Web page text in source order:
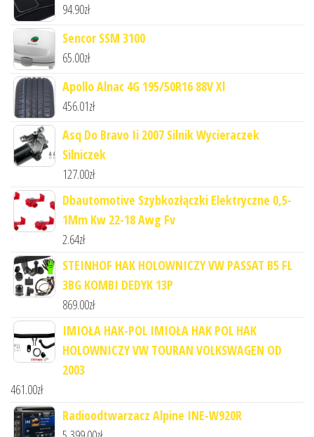
94.90zł
Sencor SSM 3100
65.00zł
Apollo Alnac 4G 195/50R16 88V Xl
456.01zł
Asq Do Bravo Ii 2007 Silnik Wycieraczek
Silniczek
127.00zł
Dbautomotive Szybkozłączki Elektryczne 0,5-
1Mm Kw 22-18 Awg Fv
2.64zł
STEINHOF HAK HOLOWNICZY VW PASSAT B5 FL
3BG KOMBI DEDYK 13P
869.00zł
IMIOŁA HAK-POL IMIOŁA HAK POL HAK
HOLOWNICZY VW TOURAN VOLKSWAGEN OD
2003
461.00zł
Radioodtwarzacz Alpine INE-W920R